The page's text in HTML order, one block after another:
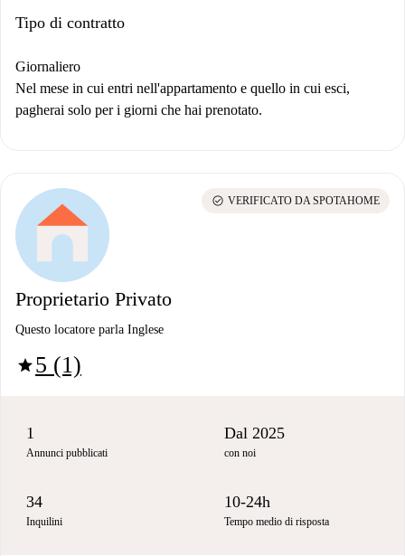
Tipo di contratto
Giornaliero
Nel mese in cui entri nell'appartamento e quello in cui esci,
pagherai solo per i giorni che hai prenotato.
Proprietario Privato
Questo locatore parla Inglese
star5 (1)
check_circle VERIFICATO DA SPOTAHOME
1
Annunci pubblicati
Dal 2025
con noi
34
Inquilini
10-24h
Tempo medio di risposta